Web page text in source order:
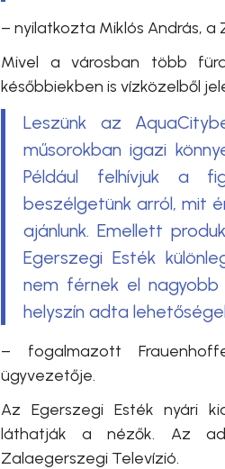
– nyilatkozta Miklós András,
Mivel a városban több
későbbiekben is vízközelből
Leszünk az
műsorokban igazi
Például felhívjuk a
beszélgetünk arról, mit
ajánlunk. Emellett
Egerszegi Esték
nem férnek el nagyobb
helyszín adta
– fogalmazott
ügyvezetője.
Az Egerszegi Esték nyári
láthatják a nézők. Az
Zalaegerszegi Televízió.